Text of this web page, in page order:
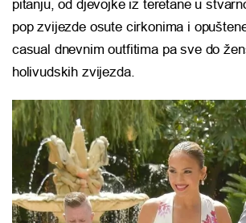
pitanju, od djevojke iz teretane u
pop zvijezde osute cirkonima i
casual dnevnim outfitima pa sve do
holivudskih zvijezda.